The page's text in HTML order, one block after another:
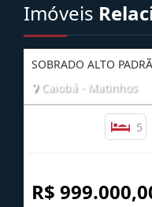
Imóveis
SOBRADO ALTO
5